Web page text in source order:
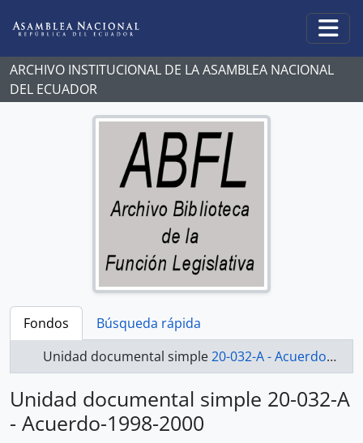
ARCHIVO INSTITUCIONAL DE LA ASAMBLEA NACIONAL
DEL ECUADOR
Fondos
Búsqueda rápida
Unidad documental simple20-032-A - Acuerdo-1998-2000
Unidad documental simple 20-032-A
- Acuerdo-1998-2000